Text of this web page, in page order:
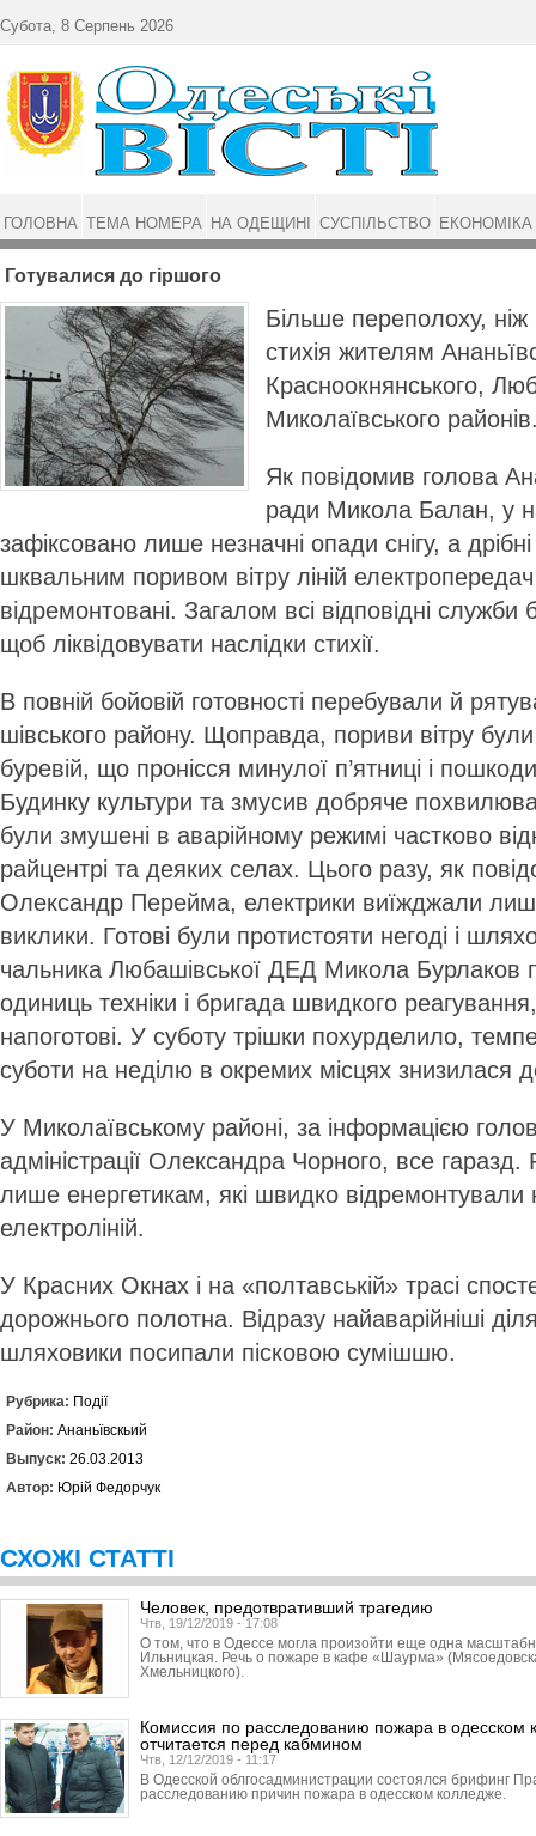
Готувалися до гіршого
Більше переполоху,
стихія жителям
Красноокнянського,
Миколаївського
Як повідомив голова
ради Микола Балан, у
зафіксовано лише незначні опади снігу, а
шквальним поривом вітру ліній
відремонтовані. Загалом всі відповідні служби
щоб ліквідовувати наслідки стихії.
В повній бойовій готовності перебували й
шівського району. Щоправда, пориви вітру
буревій, що пронісся минулої п’ятниці і
Будинку культури та змусив добряче
були змушені в аварійному режимі частково
райцентрі та деяких селах. Цього разу, як
Олександр Перейма, електрики виїжджали
виклики. Готові були протистояти негоді і
чальника Любашівської ДЕД Микола Бурлаков
одиниць техніки і бригада швидкого
напоготові. У суботу трішки похурделило,
суботи на неділю в окремих місцях знизилася
У Миколаївському районі, за інформацією
адміністрації Олександра Чорного, все
лише енергетикам, які швидко відремонтували
електроліній.
У Красних Окнах і на «пол­тавській» трасі
дорожнього полотна. Відразу найаварійніші
шляховики по­сипали пісковою сумішшю.
Рубрика: Події
Район: Ананьївскьий
Выпуск: 26.03.2013
Автор: Юрій Федорчук
СХОЖІ СТАТТІ
Человек, предотвративший трагедию
Чтв, 19/12/2019 - 17:08
О том, что в Одессе могла произойти еще одна
Ильницкая. Речь о пожаре в кафе «Шаурма»
Хмельницкого).
Комиссия по расследованию пожара в одесском
отчитается перед кабмином
Чтв, 12/12/2019 - 11:17
В Одесской облгосадми­нист­рации состоялся брифинг
расследованию причин пожара в одесском колледже.
Субота, 8 Серпень 2026
ГОЛОВНА ТЕМА НОМЕРА НА ОДЕЩИНІ СУСПІЛЬСТВО ЕКОНОМІКА